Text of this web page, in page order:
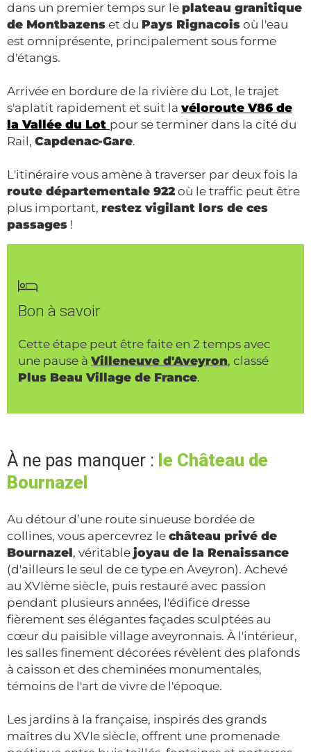
dans un premier temps sur le plateau granitique
de Montbazens et du Pays Rignacois où l'eau
est omniprésente, principalement sous forme
d'étangs.
Arrivée en bordure de la rivière du Lot, le trajet
s'aplatit rapidement et suit la véloroute V86 de
la Vallée du Lot pour se terminer dans la cité du
Rail, Capdenac-Gare.
L'itinéraire vous amène à traverser par deux fois la
route départementale 922 où le traffic peut être
plus important, restez vigilant lors de ces
passages !
Bon à savoir
Cette étape peut être faite en 2 temps avec
une pause à Villeneuve d'Aveyron, classé
Plus Beau Village de France.
À ne pas manquer : le Château de
Bournazel
Au détour d’une route sinueuse bordée de
collines, vous apercevrez le château privé de
Bournazel, véritable joyau de la Renaissance
(d'ailleurs le seul de ce type en Aveyron). Achevé
au XVIème siècle, puis restauré avec passion
pendant plusieurs années, l'édifice dresse
fièrement ses élégantes façades sculptées au
cœur du paisible village aveyronnais. À l'intérieur,
les salles finement décorées révèlent des plafonds
à caisson et des cheminées monumentales,
témoins de l'art de vivre de l'époque.
Les jardins à la française, inspirés des grands
maîtres du XVIe siècle, offrent une promenade